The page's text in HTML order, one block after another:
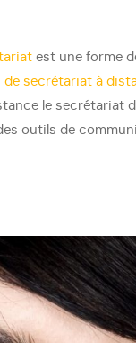
est une forme
de secrétariat à
le secrétariat
outils de